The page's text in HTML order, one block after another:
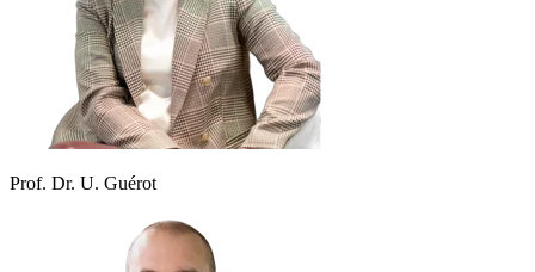
Prof. Dr. U. Guérot